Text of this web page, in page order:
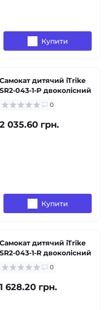
Купити
Самокат дитячий iTrike
SR2-043-1-P двоколісний
0
2 035.60 грн.
Купити
Самокат дитячий iTrike
SR2-043-1-R двоколісний
0
1 628.20 грн.